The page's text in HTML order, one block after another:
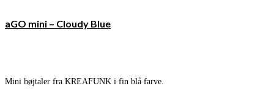
aGO mini – Cloudy Blue
Mini højtaler fra KREAFUNK i fin blå farve.